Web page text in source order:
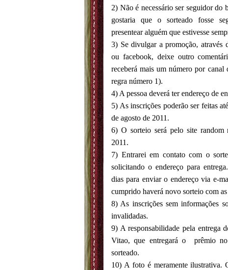
2) Não é necessário ser seguidor do
gostaria que o sorteado fosse
presentear alguém que estivesse
3) Se divulgar a promoção, através
ou facebook, deixe outro
receberá mais um número por canal
regra número 1).
4) A pessoa deverá ter endereço de
5) As inscrições poderão ser feitas
de agosto de 2011.
6) O sorteio será pelo site
2011.
7) Entrarei em contato com o
solicitando o endereço para
dias para enviar o endereço via e-
cumprido haverá novo sorteio com as
8) As inscrições sem informações
invalidadas.
9) A responsabilidade pela entrega
Vitao, que entregará o prêmio
sorteado.
10) A foto é meramente ilustrativa.